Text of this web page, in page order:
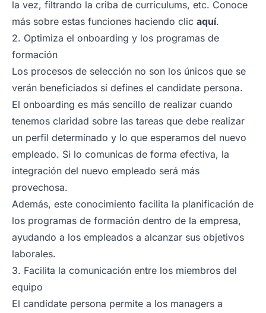
la vez, filtrando la criba de curriculums, etc. Conoce
más sobre estas funciones haciendo clic aquí.
2. Optimiza el onboarding y los programas de
formación
Los procesos de selección no son los únicos que se
verán beneficiados si defines el candidate persona.
El onboarding es más sencillo de realizar cuando
tenemos claridad sobre las tareas que debe realizar
un perfil determinado y lo que esperamos del nuevo
empleado. Si lo comunicas de forma efectiva, la
integración del nuevo empleado será más
provechosa.
Además, este conocimiento facilita la planificación de
los programas de formación dentro de la empresa,
ayudando a los empleados a alcanzar sus objetivos
laborales.
3. Facilita la comunicación entre los miembros del
equipo
El candidate persona permite a los managers a